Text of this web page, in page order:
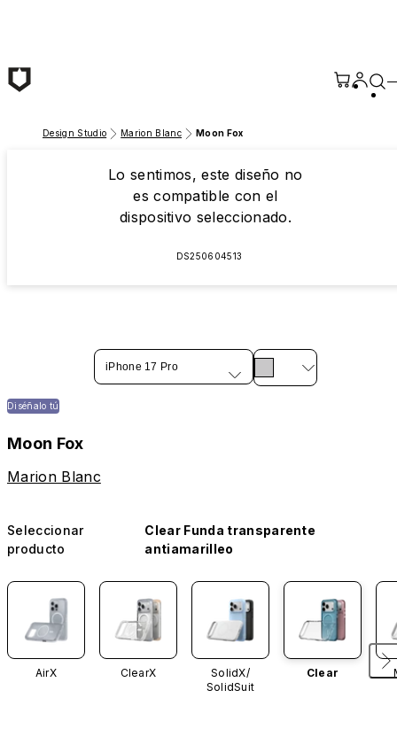
Design Studio Marion Blanc Moon Fox
Lo sentimos, este diseño no
es compatible con el
dispositivo seleccionado.
DS250604513
iPhone 17 Pro
Diséñalo tú
Moon Fox
Marion Blanc
Seleccionar
producto
Clear Funda transparente
antiamarilleo
AirX ClearX
SolidX/
SolidSuit
Clear